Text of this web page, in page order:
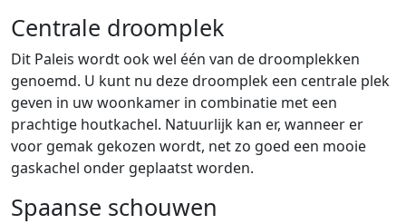
Centrale droomplek
Dit Paleis wordt ook wel één van de droomplekken
genoemd. U kunt nu deze droomplek een centrale plek
geven in uw woonkamer in combinatie met een
prachtige houtkachel. Natuurlijk kan er, wanneer er
voor gemak gekozen wordt, net zo goed een mooie
gaskachel onder geplaatst worden.
Spaanse schouwen